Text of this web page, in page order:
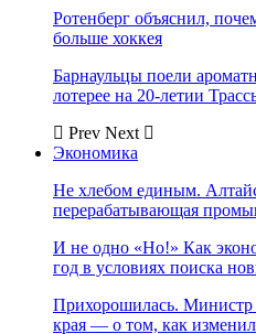
Ротенберг объяснил,
больше хоккея
Барнаульцы поели
лотерее на 20-летии
Prev Next
Экономика
Не хлебом единым.
перерабатывающая
И не одно «Но!» Как
год в условиях поиска
Прихорошилась.
края — о том, как